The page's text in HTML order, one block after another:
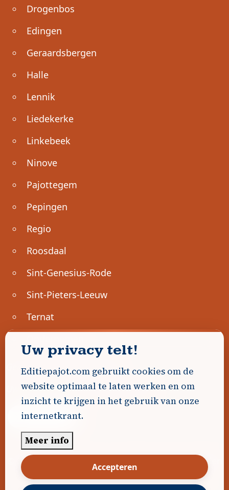
Drogenbos
Edingen
Geraardsbergen
Halle
Lennik
Liedekerke
Linkebeek
Ninove
Pajottegem
Pepingen
Regio
Roosdaal
Sint-Genesius-Rode
Sint-Pieters-Leeuw
Ternat
Geen advertenties gevonden.
Uw advertentie hier? Contacteer ons!
Word Partner!
© 2026 Editiepajot.com
Algemene voorwaarden
|Disclaimer Privacybeleid Cookiebeleid|
Uw privacy telt!
Editiepajot.com gebruikt cookies om de
website optimaal te laten werken en om
inzicht te krijgen in het gebruik van onze
internetkrant.
Meer info
Accepteren